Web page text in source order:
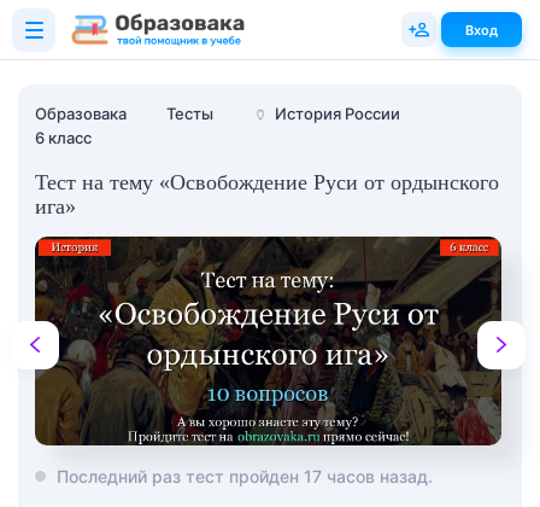
Образовака Тесты 🏺
История России
6 класс
Тест на тему «Освобождение Руси от ордынского
ига»
Последний раз тест пройден 17 часов назад.
Вход